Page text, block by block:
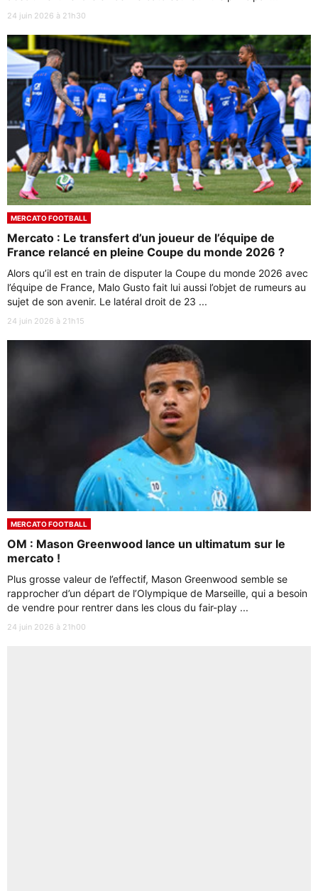
24 juin 2026 à 21h30
MERCATO FOOTBALL
Mercato : Le transfert d’un joueur de l’équipe de
France relancé en pleine Coupe du monde 2026 ?
Alors qu’il est en train de disputer la Coupe du monde 2026 avec
l’équipe de France, Malo Gusto fait lui aussi l’objet de rumeurs au
sujet de son avenir. Le latéral droit de 23 ...
24 juin 2026 à 21h15
MERCATO FOOTBALL
OM : Mason Greenwood lance un ultimatum sur le
mercato !
Plus grosse valeur de l’effectif, Mason Greenwood semble se
rapprocher d’un départ de l’Olympique de Marseille, qui a besoin
de vendre pour rentrer dans les clous du fair-play ...
24 juin 2026 à 21h00